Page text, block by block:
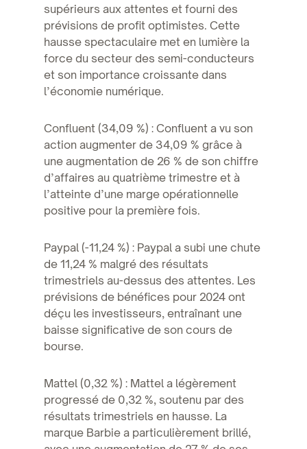
supérieurs aux attentes et fourni des
prévisions de profit optimistes. Cette
hausse spectaculaire met en lumière la
force du secteur des semi-conducteurs
et son importance croissante dans
l’économie numérique.
Confluent (34,09 %) : Confluent a vu son
action augmenter de 34,09 % grâce à
une augmentation de 26 % de son chiffre
d’affaires au quatrième trimestre et à
l’atteinte d’une marge opérationnelle
positive pour la première fois.
Paypal (-11,24 %) : Paypal a subi une chute
de 11,24 % malgré des résultats
trimestriels au-dessus des attentes. Les
prévisions de bénéfices pour 2024 ont
déçu les investisseurs, entraînant une
baisse significative de son cours de
bourse.
Mattel (0,32 %) : Mattel a légèrement
progressé de 0,32 %, soutenu par des
résultats trimestriels en hausse. La
marque Barbie a particulièrement brillé,